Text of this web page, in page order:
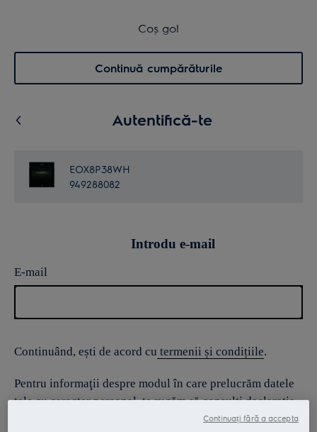
Menu 0
Coș de cumpărături
Coș gol
Continuă cumpărăturile
Autentifică-te
EOX8P38WH
949288082
Introdu e-mail
E-mail
Continuând, ești de acord cu termenii și condițiile.
Pentru informaţii despre modul în care prelucrăm datele
tale cu caracter personal, te rugăm să consulţi declaraţia
Continuați fără a accepta